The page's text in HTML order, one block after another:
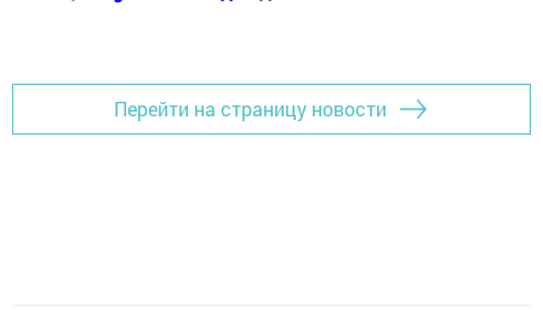
Перейти на страницу новости